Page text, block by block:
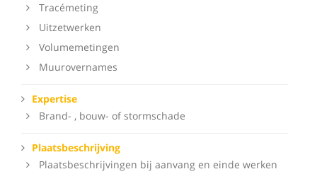
Tracémeting
Uitzetwerken
Volumemetingen
Muurovernames
Expertise
Brand- , bouw- of stormschade
Plaatsbeschrijving
Plaatsbeschrijvingen bij aanvang en einde werken